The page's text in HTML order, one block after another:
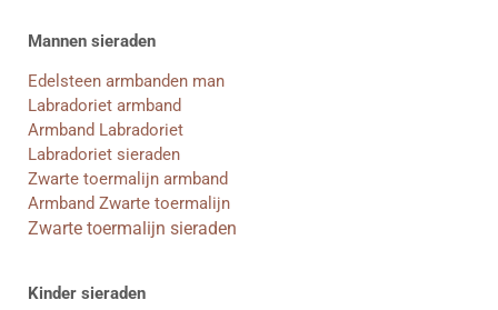
Mannen sieraden
Edelsteen armbanden man
Labradoriet armband
Armband Labradoriet
Labradoriet sieraden
Zwarte toermalijn armband
Armband Zwarte toermalijn
Zwarte toermalijn sieraden
Kinder sieraden